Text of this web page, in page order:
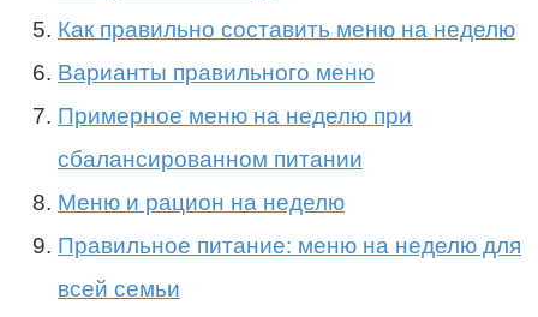
Как правильно составить меню на неделю
Варианты правильного меню
Примерное меню на неделю при
сбалансированном питании
Меню и рацион на неделю
Правильное питание: меню на неделю для
всей семьи